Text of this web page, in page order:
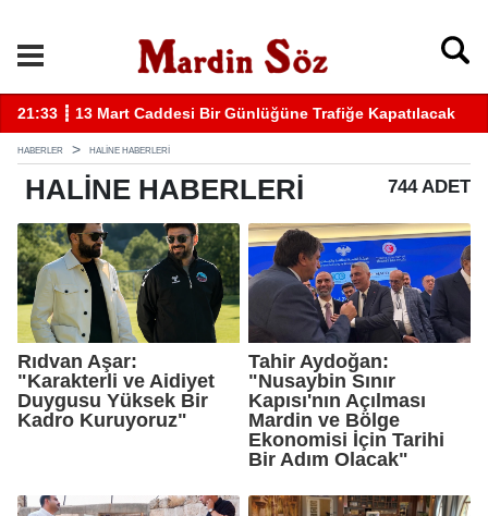
11:57 ┋ Midyat’ta bıçaklı kavga can aldı
HABERLER HALINE HABERLERI
HALINE HABERLERI 744 ADET
Rıdvan Aşar:
"Karakterli ve Aidiyet
Duygusu Yüksek Bir
Kadro Kuruyoruz"
Tahir Aydoğan:
"Nusaybin Sınır
Kapısı'nın Açılması
Mardin ve Bölge
Ekonomisi İçin Tarihi
Bir Adım Olacak"